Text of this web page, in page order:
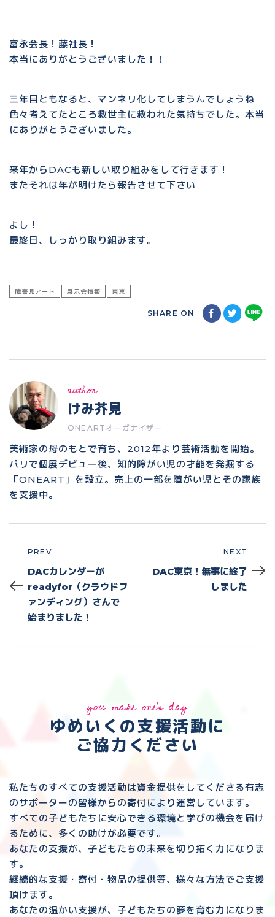
富永会長！藤社長！
本当にありがとうございました！！
三年目ともなると、マンネリ化してしまうんでしょうね
色々考えてたところ救世主に救われた気持ちでした。本当
にありがとうございました。
来年からDACも新しい取り組みをして行きます！
またそれは年が明けたら報告させて下さい
よし！
最終日、しっかり取り組みます。
障害児アート 展示会情報 東京
SHARE ON
author
けみ芥見
ONEARTオーガナイザー
美術家の母のもとで育ち、2012年より芸術活動を開始。
パリで個展デビュー後、知的障がい児の才能を発掘する
「ONEART」を設立。売上の一部を障がい児とその家族
を支援中。
Prev
PREV
DACカレンダーが
readyfor（クラウドフ
ァンディング）さんで
始まりました！
NEXT
DAC東京！無事に終了
しました
you make one's day
ゆめいくの支援活動に
ご協力ください
私たちのすべての支援活動は資金提供をしてくださる有志
のサポーターの皆様からの寄付により運営しています。
すべての子どもたちに安心できる環境と 学びの機会を届け
るために、多くの助けが必要です。
あなたの支援が、子どもたちの未来を切り拓く力になりま
す。
継続的な支援・寄付・物品の提供等、様々な方法でご支援
頂けます。
あなたの温かい支援が、子どもたちの夢を育む力になりま